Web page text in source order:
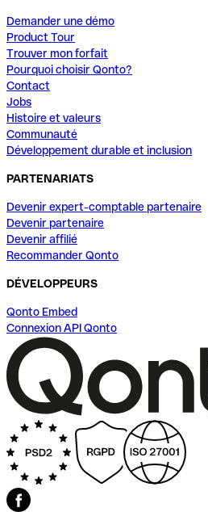
Demander une démo
Product Tour
Trouver mon forfait
Pourquoi choisir Qonto?
Contact
Jobs
Histoire et valeurs
Communauté
Développement durable et inclusion
PARTENARIATS
Devenir expert-comptable partenaire
Devenir partenaire
Devenir affilié
Recommander Qonto
DÉVELOPPEURS
Qonto Embed
Connexion API Qonto